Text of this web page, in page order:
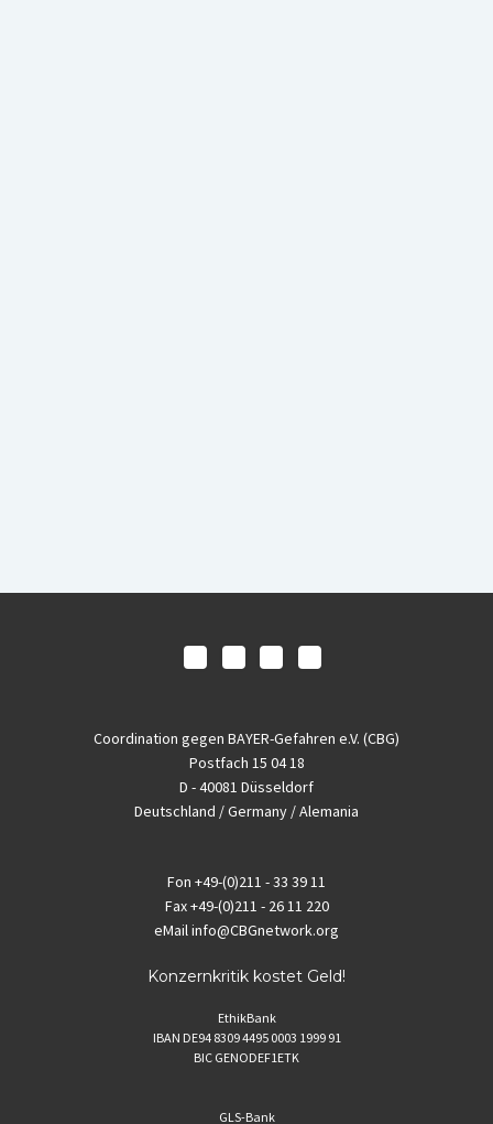
Coordination gegen BAYER-Gefahren e.V. (CBG)
Postfach 15 04 18
D - 40081 Düsseldorf
Deutschland / Germany / Alemania
Fon +49-(0)211 - 33 39 11
Fax+49-(0)211 - 26 11 220
eMailinfo@CBGnetwork.org
Konzernkritik kostet Geld!
EthikBank
IBAN DE94 8309 4495 0003 1999 91
BIC GENODEF1ETK
GLS-Bank